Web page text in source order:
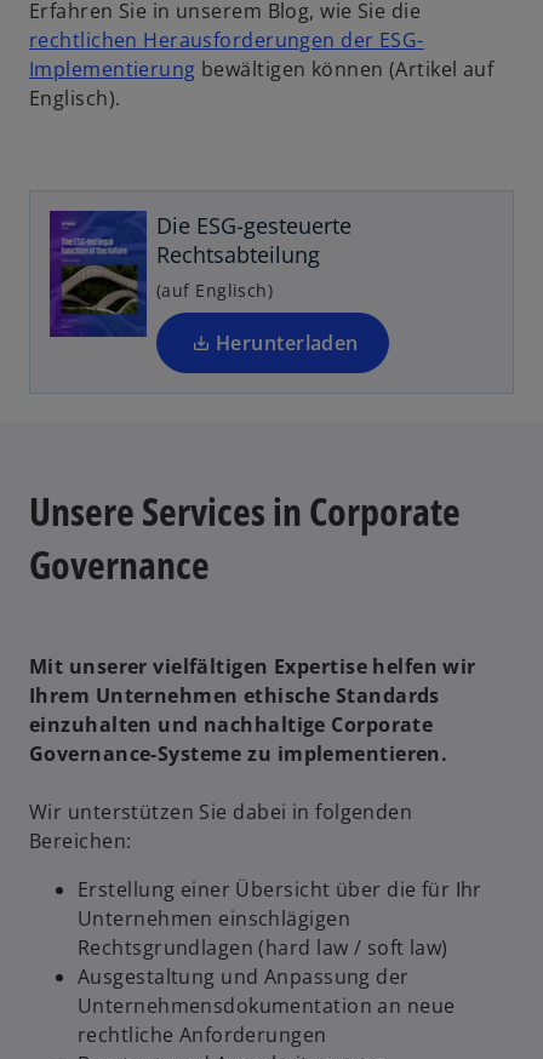
Erfahren Sie in unserem Blog, wie Sie die
rechtlichen Herausforderungen der ESG-
Implementierung bewältigen können (Artikel auf
Englisch).
Die ESG-gesteuerte
Rechtsabteilung
(auf Englisch)
Herunterladen
i
n
e
u
e
n
R
e
g
is
t
e
ö
ff
n
t
Unsere Services in Corporate
Governance
Mit unserer vielfältigen Expertise helfen wir
Ihrem Unternehmen ethische Standards
einzuhalten und nachhaltige Corporate
Governance-Systeme zu implementieren.
Wir unterstützen Sie dabei in folgenden
Bereichen:
Erstellung einer Übersicht über die für Ihr
Unternehmen einschlägigen
Rechtsgrundlagen (hard law / soft law)
Ausgestaltung und Anpassung der
Unternehmensdokumentation an neue
rechtliche Anforderungen